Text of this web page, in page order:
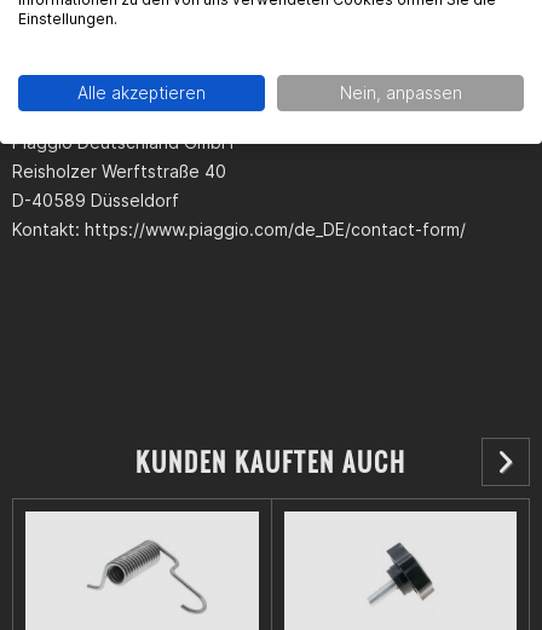
Kontaktinformationen des Herstellers:
Piaggio Deutschland GmbH
Reisholzer Werftstraße 40
D-40589 Düsseldorf
Kontakt: https://www.piaggio.com/de_DE/contact-form/
KUNDEN KAUFTEN AUCH
Einstellungen.
Alle akzeptieren Nein, anpassen